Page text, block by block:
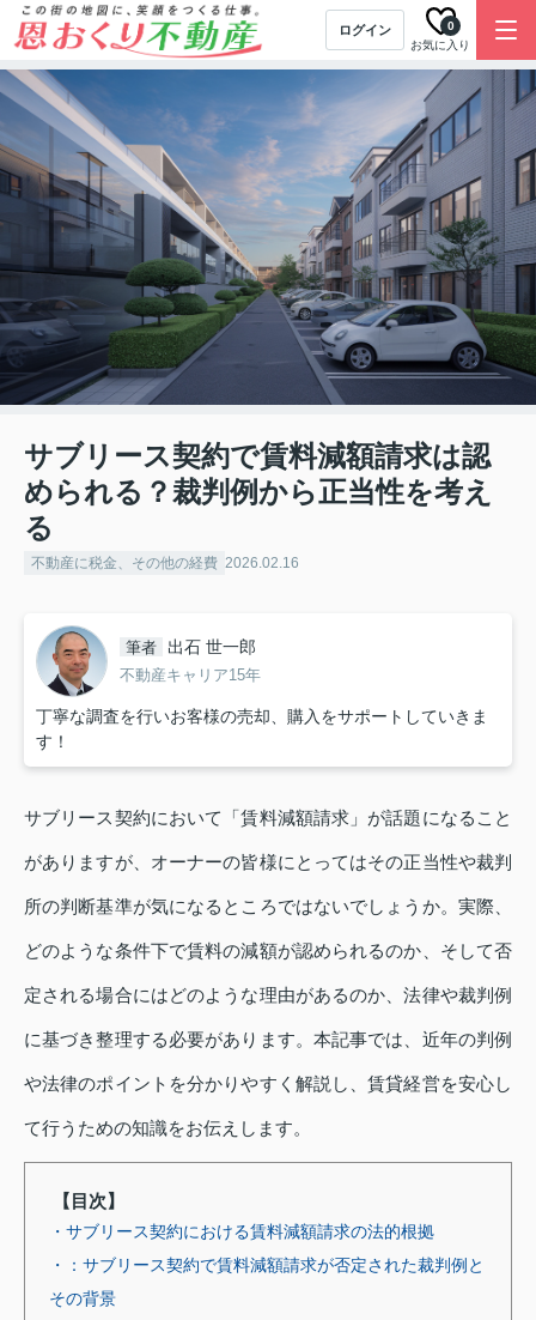
ログイン
お気に入り
0
サブリース契約で賃料減額請求は認
められる？裁判例から正当性を考え
る
不動産に税金、その他の経費 2026.02.16
筆者 出石 世一郎
不動産キャリア15年
丁寧な調査を行いお客様の売却、購入をサポートしていきま
す！
サブリース契約において「賃料減額請求」が話題になること
がありますが、オーナーの皆様にとってはその正当性や裁判
所の判断基準が気になるところではないでしょうか。実際、
どのような条件下で賃料の減額が認められるのか、そして否
定される場合にはどのような理由があるのか、法律や裁判例
に基づき整理する必要があります。本記事では、近年の判例
や法律のポイントを分かりやすく解説し、賃貸経営を安心し
て行うための知識をお伝えします。
【目次】
・サブリース契約における賃料減額請求の法的根拠
・：サブリース契約で賃料減額請求が否定された裁判例と
その背景